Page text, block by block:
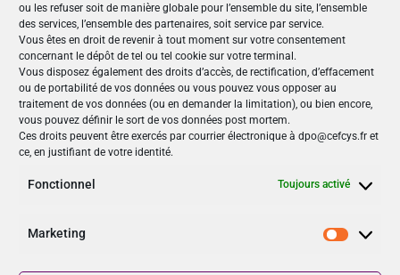
ou les refuser soit de manière globale pour l’ensemble du site, l’ensemble
des services, l’ensemble des partenaires, soit service par service.
Vous êtes en droit de revenir à tout moment sur votre consentement
concernant le dépôt de tel ou tel cookie sur votre terminal.
Vous disposez également des droits d’accès, de rectification, d’effacement
ou de portabilité de vos données ou vous pouvez vous opposer au
traitement de vos données (ou en demander la limitation), ou bien encore,
vous pouvez définir le sort de vos données post mortem.
Ces droits peuvent être exercés par courrier électronique à dpo@cefcys.fr et
ce, en justifiant de votre identité.
Fonctionnel Toujours activé
Marketing
nos-contenus/actualites/2024-cybermois
Nos Publications
Articles (69)
Le Cefcys et son engagement (4)
Le Cyber Women Day (10)
Les femmes dans la cyber (19)
Les publications du Cefcys (7)
Sensibilisation (1)